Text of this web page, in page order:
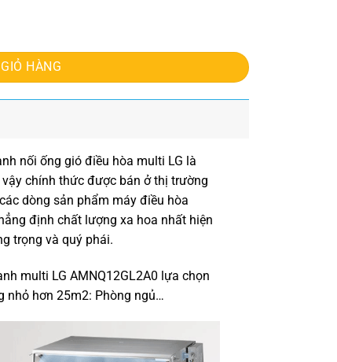
HÀNG
nối ống gió điều hòa multi LG là
chính thức được bán ở thị trường
dòng sản phẩm máy điều hòa
định chất lượng xa hoa nhất hiện
trọng và quý phái.
multi LG AMNQ12GL2A0 lựa chọn
nhỏ hơn 25m2: Phòng ngủ…